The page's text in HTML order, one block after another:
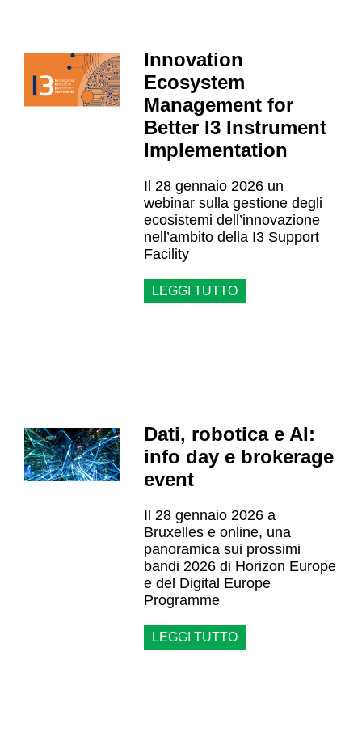
Innovation
Ecosystem
Management for
Better I3 Instrument
Implementation
Il 28 gennaio 2026 un
webinar sulla gestione degli
ecosistemi dell’innovazione
nell’ambito della I3 Support
Facility
LEGGI TUTTO
Dati, robotica e AI:
info day e brokerage
event
Il 28 gennaio 2026 a
Bruxelles e online, una
panoramica sui prossimi
bandi 2026 di Horizon Europe
e del Digital Europe
Programme
LEGGI TUTTO